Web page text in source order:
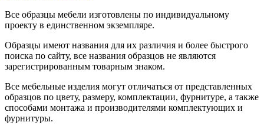
Все образцы мебели изготовлены по индивидуальному
проекту в единственном экземпляре.
Образцы имеют названия для их различия и более быстрого
поиска по сайту, все названия образцов не являются
зарегистрированным товарным знаком.
Все мебельные изделия могут отличаться от представленных
образцов по цвету, размеру, комплектации, фурнитуре, а также
способами монтажа и производителями комплектующих и
фурнитуры.